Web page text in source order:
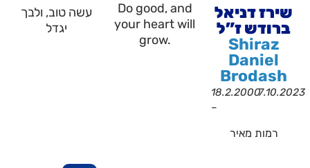
Do good, and
your heart will
grow.
שירז דניאל
ברודש ז”ל
Shiraz
Daniel
Brodash
18.2.2000
–
7.10.2023
רמות מאיר
עשה טוב, ולבך
יגדל